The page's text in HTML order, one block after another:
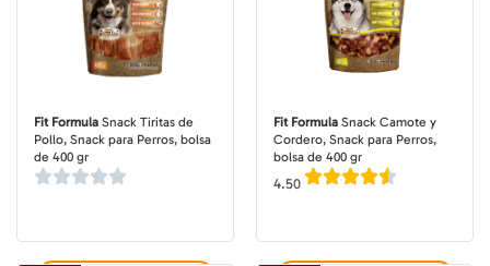
Fit Formula Snack Tiritas de
Pollo, Snack para Perros, bolsa
de 400 gr
Fit Formula Snack Camote y
Cordero, Snack para Perros,
bolsa de 400 gr
4.50